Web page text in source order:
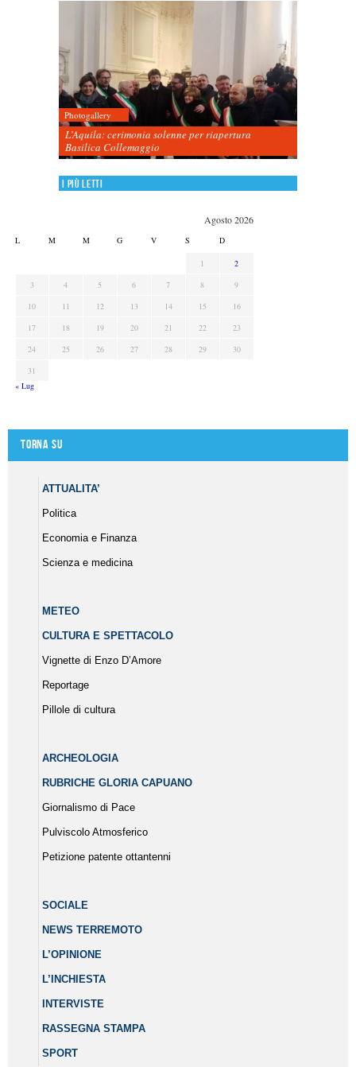
Photogallery
L’Aquila: cerimonia solenne per riapertura
Basilica Collemaggio
I più letti
Agosto 2026
L M M G V S D
1
2
3
4 5 6 7 8
9
10
11 12 13 14 15
16
17
18 19 20 21 22
23
24
25 26 27 28 29
30
31
« Lug
Torna su
ATTUALITA’
Politica
Economia e Finanza
Scienza e medicina
METEO
CULTURA E SPETTACOLO
Vignette di Enzo D’Amore
Reportage
Pillole di cultura
ARCHEOLOGIA
RUBRICHE GLORIA CAPUANO
Giornalismo di Pace
Pulviscolo Atmosferico
Petizione patente ottantenni
SOCIALE
NEWS TERREMOTO
L’OPINIONE
L’INCHIESTA
INTERVISTE
RASSEGNA STAMPA
SPORT